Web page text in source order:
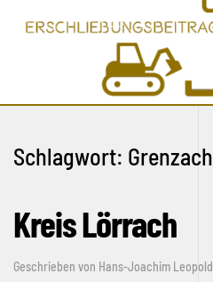
Schlagwort: Grenzach
Kreis Lörrach
Geschrieben von Hans-Joachim Leopold